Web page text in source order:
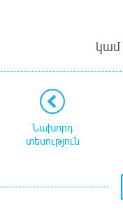
կամ
Նախորդ
տեսություն